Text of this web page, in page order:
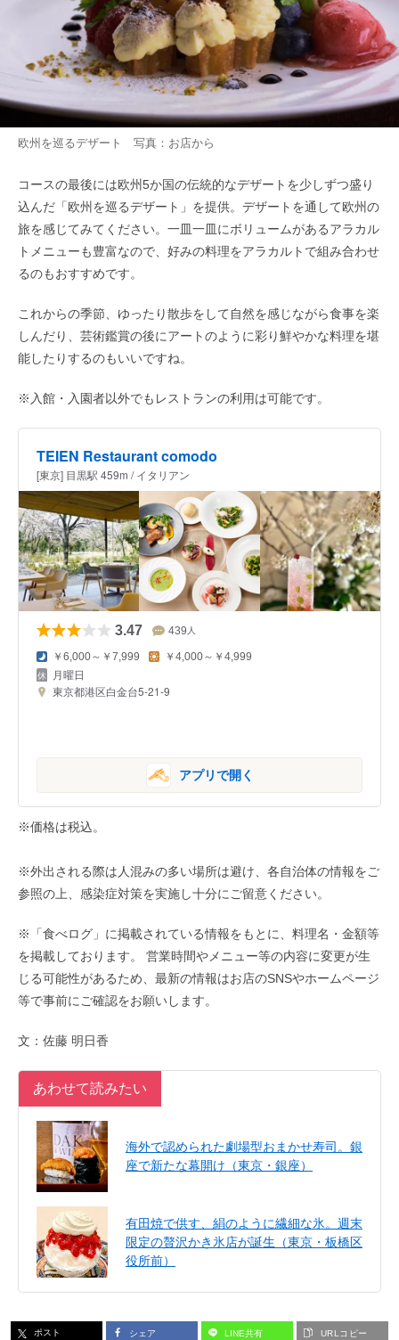
欧州を巡るデザート 写真：お店から
コースの最後には欧州5か国の伝統的なデザートを少しずつ盛り
込んだ「欧州を巡るデザート」を提供。デザートを通して欧州の
旅を感じてみてください。一皿一皿にボリュームがあるアラカル
トメニューも豊富なので、好みの料理をアラカルトで組み合わせ
るのもおすすめです。
これからの季節、ゆったり散歩をして自然を感じながら食事を楽
しんだり、芸術鑑賞の後にアートのように彩り鮮やかな料理を堪
能したりするのもいいですね。
※入館・入園者以外でもレストランの利用は可能です。
TEIEN Restaurant comodo
[東京] 目黒駅 459m / イタリアン
3.47 439 人
￥6,000～￥7,999 ￥4,000～￥4,999
月曜日
東京都港区白金台5-21-9
アプリで開く
※価格は税込。
※外出される際は人混みの多い場所は避け、各自治体の情報をご
参照の上、感染症対策を実施し十分にご留意ください。
※「食べログ」に掲載されている情報をもとに、料理名・金額等
を掲載しております。 営業時間やメニュー等の内容に変更が生
じる可能性があるため、最新の情報はお店のSNSやホームページ
等で事前にご確認をお願いします。
文：佐藤 明日香
あわせて読みたい
海外で認められた劇場型おまかせ寿司。銀
座で新たな幕開け（東京・銀座）
有田焼で供す、絹のように繊細な氷。週末
限定の贅沢かき氷店が誕生（東京・板橋区
役所前）
ポスト シェア LINE共有 URLコピー